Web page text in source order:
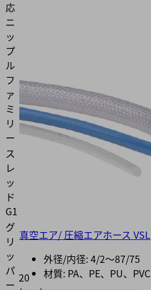
応
ニ
ッ
プ
ル
フ
ァ
ミ
リ
ー
ス
レ
ッ
ド
G1
グ
リ
ッ
パ
ー 20
真空エア/ 圧縮エアホース VSL
外径/内径: 4/2〜87/75
材質: PA、PE、PU、PVC